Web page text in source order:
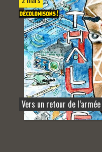
Vers un retour de